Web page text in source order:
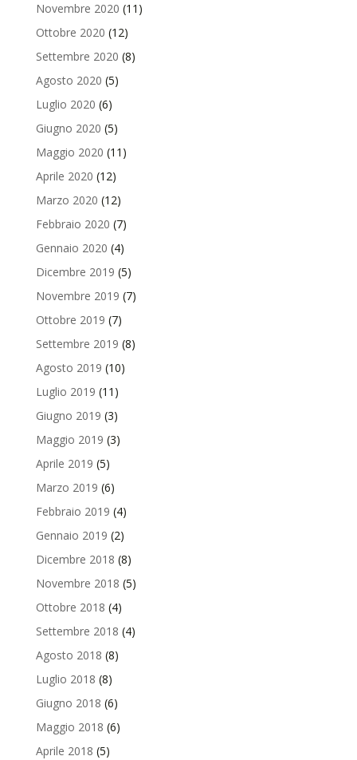
Novembre 2020 (11)
Ottobre 2020 (12)
Settembre 2020 (8)
Agosto 2020 (5)
Luglio 2020 (6)
Giugno 2020 (5)
Maggio 2020 (11)
Aprile 2020 (12)
Marzo 2020 (12)
Febbraio 2020 (7)
Gennaio 2020 (4)
Dicembre 2019 (5)
Novembre 2019 (7)
Ottobre 2019 (7)
Settembre 2019 (8)
Agosto 2019 (10)
Luglio 2019 (11)
Giugno 2019 (3)
Maggio 2019 (3)
Aprile 2019 (5)
Marzo 2019 (6)
Febbraio 2019 (4)
Gennaio 2019 (2)
Dicembre 2018 (8)
Novembre 2018 (5)
Ottobre 2018 (4)
Settembre 2018 (4)
Agosto 2018 (8)
Luglio 2018 (8)
Giugno 2018 (6)
Maggio 2018 (6)
Aprile 2018 (5)